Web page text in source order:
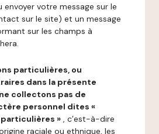
envoyer votre message sur le
sur le site) et un message
sur les champs à
particulières, ou
dans la présente
collectons pas de
personnel dites «
particulières » , c’est-à-dire
raciale ou ethnique, les